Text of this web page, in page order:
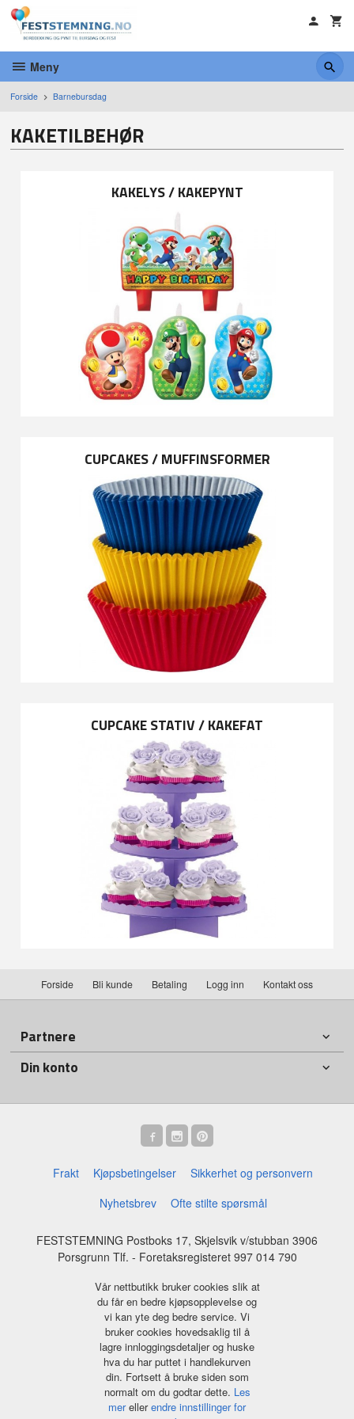
Gå
innholdet
Meny
Forside Barnebursdag
KAKETILBEHØR
KAKELYS / KAKEPYNT
CUPCAKES / MUFFINSFORMER
CUPCAKE STATIV / KAKEFAT
Forside Bli kunde Betaling Logg inn Kontakt oss
Partnere
Din konto
Frakt Kjøpsbetingelser
Sikkerhet og personvern
Nyhetsbrev
Ofte stilte spørsmål
FESTSTEMNING Postboks 17, Skjelsvik v/stubban 3906
Porsgrunn Tlf. - Foretaksregisteret 997 014 790
Vår nettbutikk bruker cookies slik at
du får en bedre kjøpsopplevelse og
vi kan yte deg bedre service. Vi
bruker cookies hovedsaklig til å
lagre innloggingsdetaljer og huske
hva du har puttet i handlekurven
din. Fortsett å bruke siden som
normalt om du godtar dette. Les
merellerendre innstillinger for